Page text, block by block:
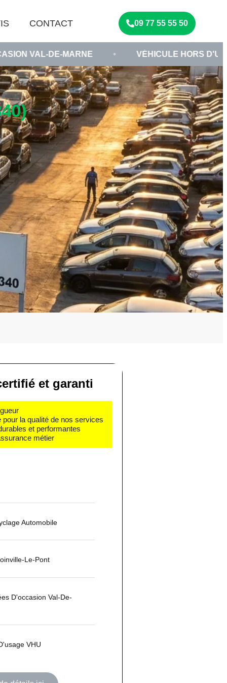
CONTACT 09 77 55 55 50
• VÉHICULE HORS D'USAGE VHU
et garanti
la qualité de nos services
et performantes
métier
Automobile
Le-Pont
D'occasion Val-De-
VHU